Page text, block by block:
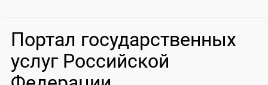
Портал государственных
услуг Российской